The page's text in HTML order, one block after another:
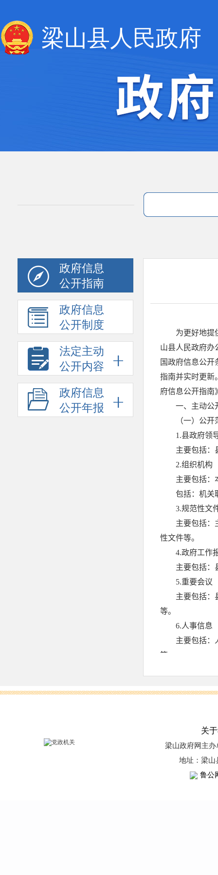
梁山县人民政府
政府信息
公开指南
政府信息
公开制度
法定主动
公开内容
政府信息
公开年报
关
梁山政府网主办
地址：梁山
鲁公